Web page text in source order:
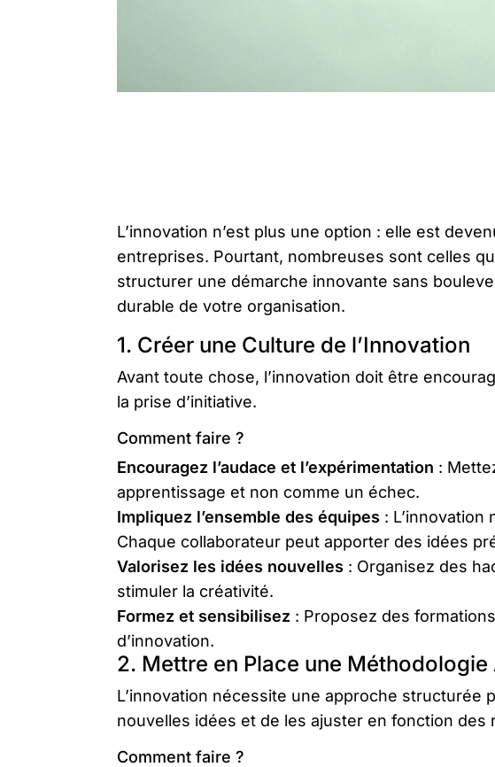
L’innovation n’est plus une option : elle est
entreprises. Pourtant, nombreuses sont celles
structurer une démarche innovante sans
durable de votre organisation.
1. Créer une Culture de l’Innovation
Avant toute chose, l’innovation doit être
la prise d’initiative.
Comment faire ?
Encouragez l’audace et l’expérimentation :
apprentissage et non comme un échec.
Impliquez l’ensemble des équipes :
Chaque collaborateur peut apporter des idées
Valorisez les idées nouvelles : Organisez des
stimuler la créativité.
Formez et sensibilisez : Proposez des
d’innovation.
2. Mettre en Place une Méthodologie
L’innovation nécessite une approche
nouvelles idées et de les ajuster en fonction des
Comment faire ?